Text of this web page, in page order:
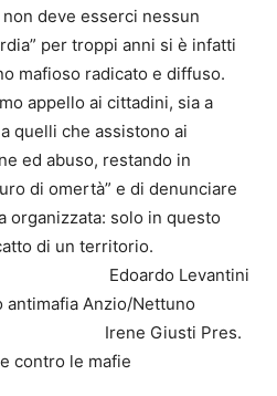
deve esserci nessun
per troppi anni si è infatti
mafioso radicato e diffuso.
appello ai cittadini, sia a
quelli che assistono ai
ed abuso, restando in
di omertà” e di denunciare
organizzata: solo in questo
di un territorio.
Edoardo Levantini
antimafia Anzio/Nettuno
Irene Giusti Pres.
contro le mafie